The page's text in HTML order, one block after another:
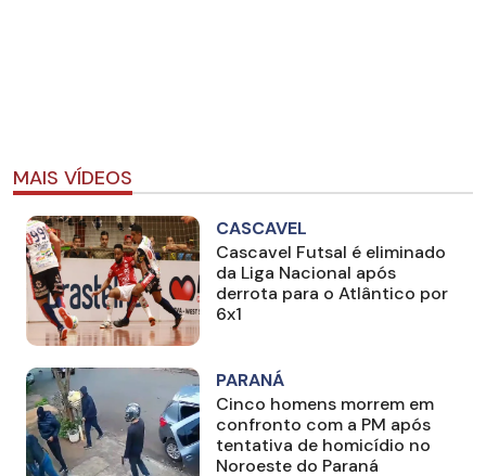
MAIS VÍDEOS
CASCAVEL
Cascavel Futsal é eliminado
da Liga Nacional após
derrota para o Atlântico por
6x1
PARANÁ
Cinco homens morrem em
confronto com a PM após
tentativa de homicídio no
Noroeste do Paraná